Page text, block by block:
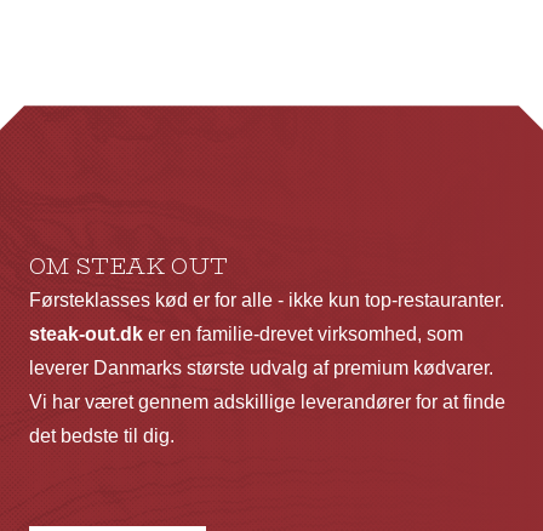
kan
OM STEAK OUT
Førsteklasses kød er for alle - ikke kun top-restauranter.
steak-out.dk er en familie-drevet virksomhed, som
leverer Danmarks største udvalg af premium kødvarer.
Vi har været gennem adskillige leverandører for at finde
det bedste til dig.